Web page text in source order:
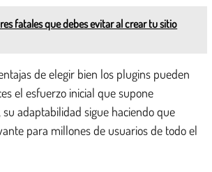
fatales que debes evitar al crear tu sitio
de elegir bien los plugins pueden
el esfuerzo inicial que supone
adaptabilidad sigue haciendo que
para millones de usuarios de todo el